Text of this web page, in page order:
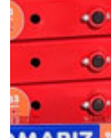
COMPARADOR
¿Tienes dudas a la hora de
necesitas?
Compara esta y otras
en contacto con nosotros para